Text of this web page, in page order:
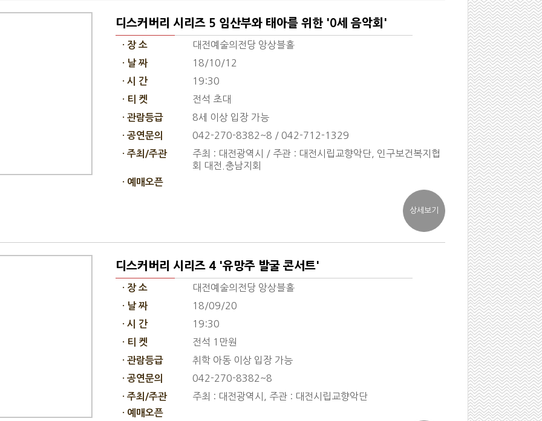
디스커버리 시리즈 5 임산부와 태아를 위한 '0세 음악회'
· 장 소 대전예술의전당 앙상블홀
· 날 짜 18/10/12
· 시 간 19:30
· 티 켓 전석 초대
· 관람등급 8세 이상 입장 가능
· 공연문의 042-270-8382~8 / 042-712-1329
· 주최/주관
주최 : 대전광역시 / 주관 : 대전시립교향악단, 인구보건복지협
회 대전.충남지회
· 예매오픈
디스커버리 시리즈 4 '유망주 발굴 콘서트'
· 장 소 대전예술의전당 앙상블홀
· 날 짜 18/09/20
· 시 간 19:30
· 티 켓 전석 1만원
· 관람등급 취학 아동 이상 입장 가능
· 공연문의 042-270-8382~8
· 주최/주관 주최 : 대전광역시, 주관 : 대전시립교향악단
· 예매오픈